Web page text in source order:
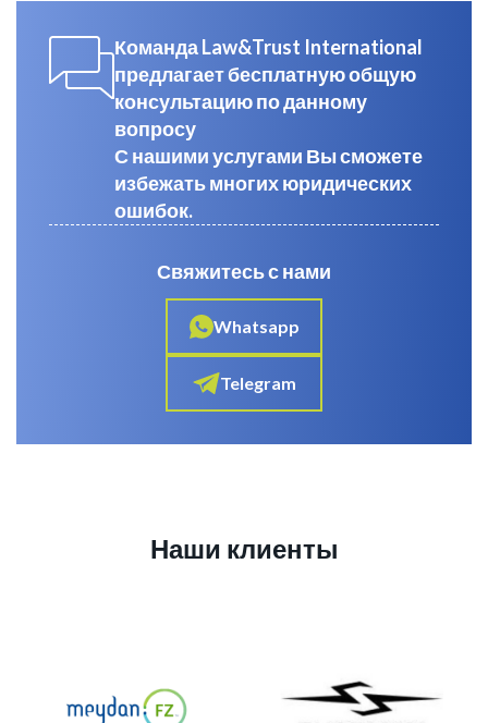
Команда Law&Trust International
предлагает бесплатную общую
консультацию по данному
вопросу
С нашими услугами Вы сможете
избежать многих юридических
ошибок.
Свяжитесь с нами
Whatsapp
Telegram
Наши клиенты